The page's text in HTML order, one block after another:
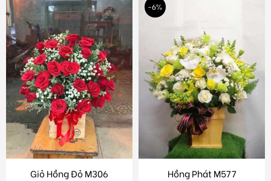
Giỏ Hồng Đỏ M306
-6%
Hồng Phát M577